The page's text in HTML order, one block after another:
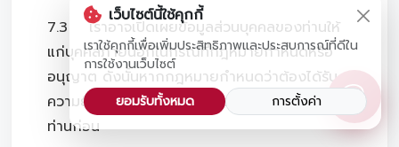
เว็บไซต์นี้ใช้คุกกี้
เราใช้คุกกี้เพื่อเพิ่มประสิทธิภาพและประสบการณ์ที่ดีใน
การใช้งานเว็บไซต์
ยอมรับทั้งหมด
การตั้งค่า
7.3 เราอาจเปิดเผยข้อมูลส่วนบุคคลของท่านให้
แก่บุคคลภายนอกในกรณีที่กฎหมายกำหนดหรือ
อนุญาต ดังนั้นหากกฎหมายกำหนดว่าต้องได้รับ
ความยินยอมจากท่าน เราจะขอความยินยอมจาก
ท่านก่อน